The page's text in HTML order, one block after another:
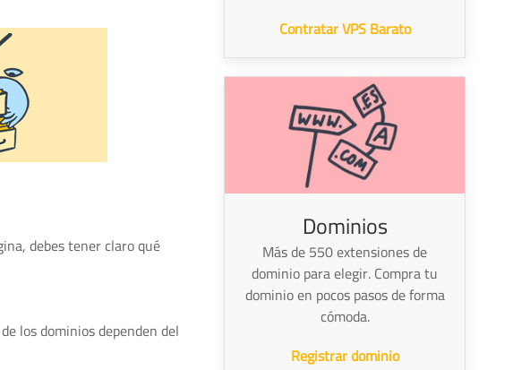
debes tener claro qué
los dominios dependen del
Contratar VPS Barato
Dominios
Más de 550 extensiones de
dominio para elegir. Compra tu
dominio en pocos pasos de forma
cómoda.
Registrar dominio